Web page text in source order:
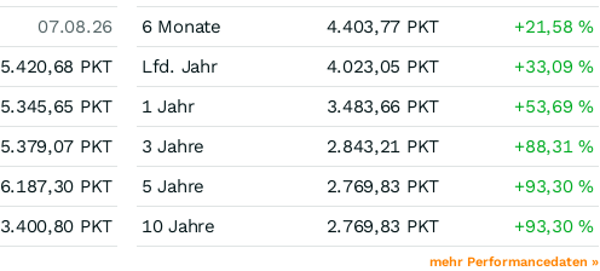
07.08.26
5.420,68 PKT
5.345,65 PKT
5.379,07 PKT
6.187,30 PKT
3.400,80 PKT
6 Monate
4.403,77 PKT +21,58%
Lfd. Jahr
4.023,05 PKT +33,09%
1 Jahr
3.483,66 PKT +53,69%
3 Jahre
2.843,21 PKT +88,31%
5 Jahre
2.769,83 PKT +93,30%
10 Jahre
2.769,83 PKT +93,30%
mehr Performancedaten »